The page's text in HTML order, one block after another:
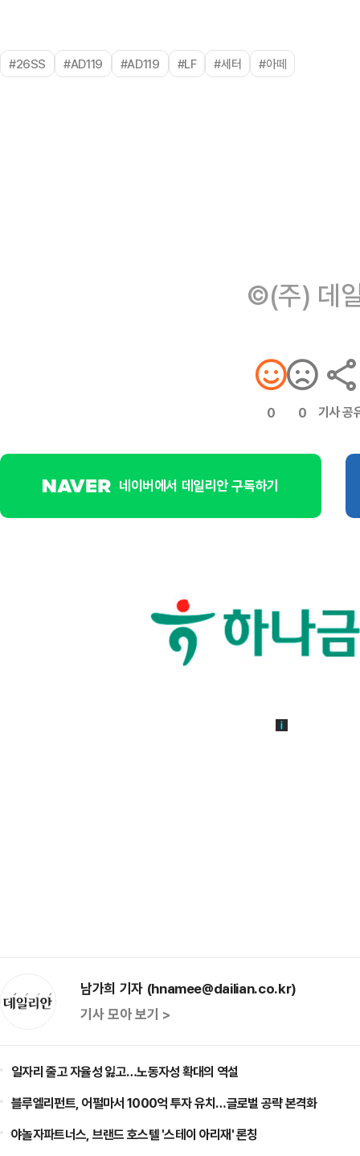
#26SS #AD119 #AD119 #LF #세터 #아떼
©(주) 데
0 0 기사 공
네이버에서 데일리안 구독하기
남가희 기자 (hnamee@dailian.co.kr)
기사 모아 보기 >
일자리 줄고 자율성 잃고…노동자성 확대의 역설
블루엘리펀트, 어펄마서 1000억 투자 유치…글로벌 공략 본격화
야놀자파트너스, 브랜드 호스텔 '스테이 아리재' 론칭